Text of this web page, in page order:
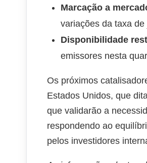
Marcação a
variações da taxa
Disponibilidade
emissores nesta
Os próximos
Estados Unidos, que
que validarão a
respondendo ao
pelos investidores